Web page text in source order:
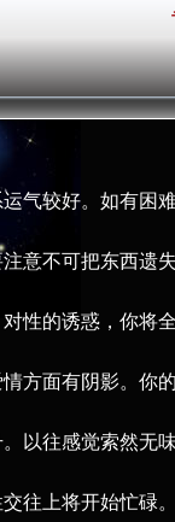
气较好。如有困
意不可把东西遗
性的诱惑，你将
方面有阴影。你
以往感觉索然无
往上将开始忙碌